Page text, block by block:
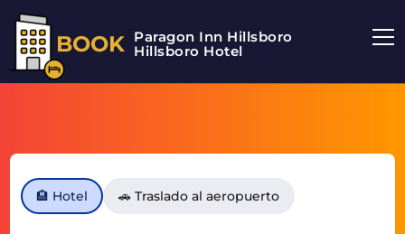
BOOK Paragon Inn Hillsboro
Hillsboro Hotel
🏨 Hotel 🚗 Traslado al aeropuerto